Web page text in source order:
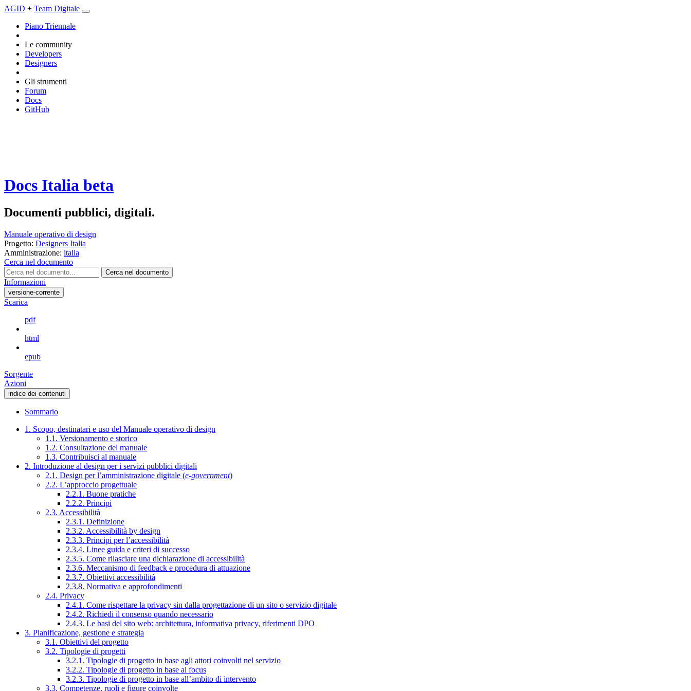
AGID + Team Digitale
Piano Triennale
Le community
Developers
Designers
Gli strumenti
Forum
Docs
GitHub
Docs Italia beta
Documenti pubblici, digitali.
Manuale operativo di design
Progetto: Designers Italia
Amministrazione: italia
Cerca nel documento
Cerca nel documento
Informazioni
versione-corrente
Scarica
pdf
html
epub
Sorgente
Azioni
indice dei contenuti
Sommario
1. Scopo, destinatari e uso del Manuale operativo di design
1.1. Versionamento e storico
1.2. Consultazione del manuale
1.3. Contribuisci al manuale
2. Introduzione al design per i servizi pubblici digitali
2.1. Design per l’amministrazione digitale (e-government)
2.2. L’approccio progettuale
2.2.1. Buone pratiche
2.2.2. Principi
2.3. Accessibilità
2.3.1. Definizione
2.3.2. Accessibilità by design
2.3.3. Principi per l’accessibilità
2.3.4. Linee guida e criteri di successo
2.3.5. Come rilasciare una dichiarazione di accessibilità
2.3.6. Meccanismo di feedback e procedura di attuazione
2.3.7. Obiettivi accessibilità
2.3.8. Normativa e approfondimenti
2.4. Privacy
2.4.1. Come rispettare la privacy sin dalla progettazione di un sito o servizio digitale
2.4.2. Richiedi il consenso quando necessario
2.4.3. Le basi del sito web: architettura, informativa privacy, riferimenti DPO
3. Pianificazione, gestione e strategia
3.1. Obiettivi del progetto
3.2. Tipologie di progetti
3.2.1. Tipologie di progetto in base agli attori coinvolti nel servizio
3.2.2. Tipologie di progetto in base al focus
3.2.3. Tipologie di progetto in base all’ambito di intervento
3.3. Competenze, ruoli e figure coinvolte